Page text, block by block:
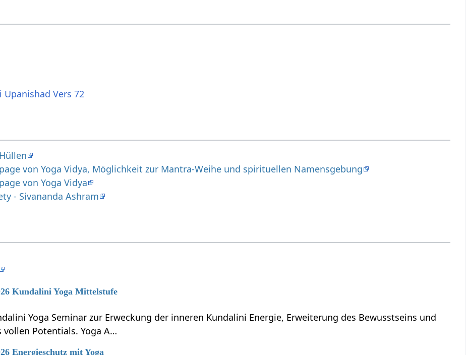
Upanishad Vers 72
von Yoga Vidya, Möglichkeit zur Mantra-Weihe und spirituellen Namensgebung
von Yoga Vidya
- Sivananda Ashram
Kundalini Yoga Mittelstufe
Yoga Seminar zur Erweckung der inneren Kundalini Energie, Erweiterung des Bewusstseins und
vollen Potentials. Yoga A…
Energieschutz mit Yoga